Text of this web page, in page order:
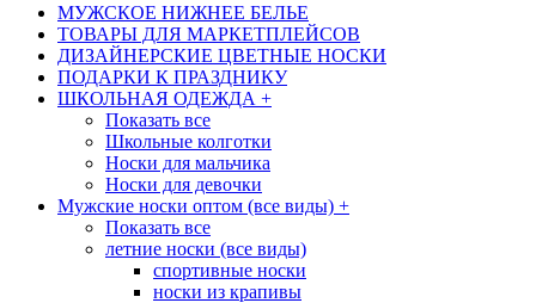
МУЖСКОЕ НИЖНЕЕ БЕЛЬЕ
ТОВАРЫ ДЛЯ МАРКЕТПЛЕЙСОВ
ДИЗАЙНЕРСКИЕ ЦВЕТНЫЕ НОСКИ
ПОДАРКИ К ПРАЗДНИКУ
ШКОЛЬНАЯ ОДЕЖДА +
Показать все
Школьные колготки
Носки для мальчика
Носки для девочки
Мужские носки оптом (все виды) +
Показать все
летние носки (все виды)
спортивные носки
носки из крапивы